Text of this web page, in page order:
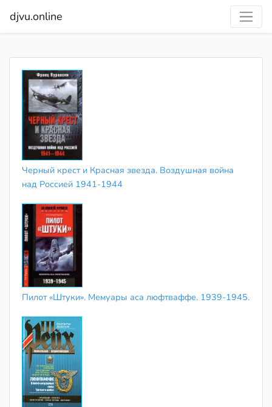
djvu.online
Черный крест и Красная звезда. Воздушная война
над Россией 1941-1944
Пилот «Штуки». Мемуары аса люфтваффе. 1939-1945.